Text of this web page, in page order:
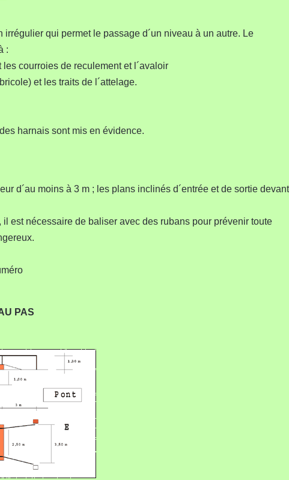
irrégulier qui permet le passage d´un niveau à un autre. Le
:
courroies de reculement et l´avaloir
et les traits de l´attelage.
harnais sont mis en évidence.
d´au moins à 3 m ; les plans inclinés d´entrée et de sortie
est nécessaire de baliser avec des rubans pour prévenir toute
PAS